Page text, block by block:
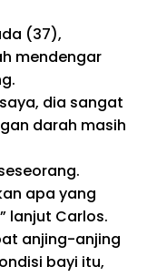
(37),
mendengar
dia sangat
darah masih
apa yang
lanjut Carlos.
anjing-anjing
bayi itu,